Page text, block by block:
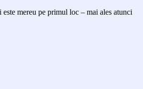
mereu pe primul loc – mai ales atunci